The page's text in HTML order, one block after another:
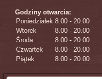
Godziny otwarcia:
Poniedziałek 8.00 - 20.00
Wtorek
8.00 - 20.00
Środa
8.00 - 20.00
Czwartek
8.00 - 20.00
Piątek
8.00 - 20.00